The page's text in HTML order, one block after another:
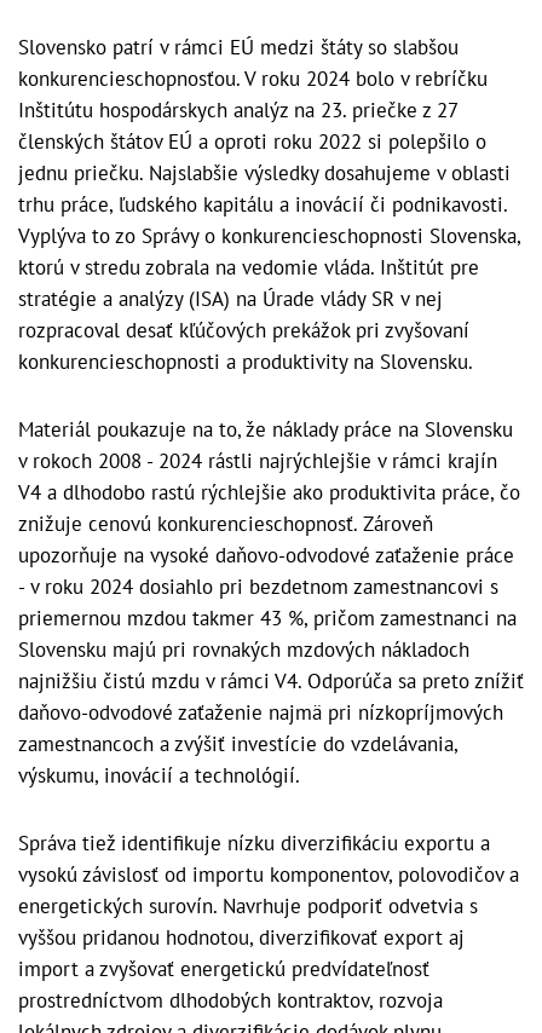
Slovensko patrí v rámci EÚ medzi štáty so slabšou
konkurencieschopnosťou. V roku 2024 bolo v rebríčku
Inštitútu hospodárskych analýz na 23. priečke z 27
členských štátov EÚ a oproti roku 2022 si polepšilo o
jednu priečku. Najslabšie výsledky dosahujeme v oblasti
trhu práce, ľudského kapitálu a inovácií či podnikavosti.
Vyplýva to zo Správy o konkurencieschopnosti Slovenska,
ktorú v stredu zobrala na vedomie vláda. Inštitút pre
stratégie a analýzy (ISA) na Úrade vlády SR v nej
rozpracoval desať kľúčových prekážok pri zvyšovaní
konkurencieschopnosti a produktivity na Slovensku.
Materiál poukazuje na to, že náklady práce na Slovensku
v rokoch 2008 - 2024 rástli najrýchlejšie v rámci krajín
V4 a dlhodobo rastú rýchlejšie ako produktivita práce, čo
znižuje cenovú konkurencieschopnosť. Zároveň
upozorňuje na vysoké daňovo-odvodové zaťaženie práce
- v roku 2024 dosiahlo pri bezdetnom zamestnancovi s
priemernou mzdou takmer 43 %, pričom zamestnanci na
Slovensku majú pri rovnakých mzdových nákladoch
najnižšiu čistú mzdu v rámci V4. Odporúča sa preto znížiť
daňovo-odvodové zaťaženie najmä pri nízkopríjmových
zamestnancoch a zvýšiť investície do vzdelávania,
výskumu, inovácií a technológií.
Správa tiež identifikuje nízku diverzifikáciu exportu a
vysokú závislosť od importu komponentov, polovodičov a
energetických surovín. Navrhuje podporiť odvetvia s
vyššou pridanou hodnotou, diverzifikovať export aj
import a zvyšovať energetickú predvídateľnosť
prostredníctvom dlhodobých kontraktov, rozvoja